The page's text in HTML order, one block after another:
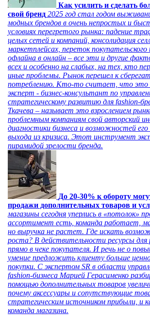
Как усилить и сделать
свой бренд 2025 год стал годом
модных брендов в очень непростых и
условиях перегретого рынка: падение
целых сетей и компаний, консолидация
маркетплейсах, переток
офлайна в онлайн – все эти и другие
всех и особенно на слабых, на тех, кто
иные проблемы. Рынок перешел к
потреблению. Кто-то считает, что это
эксперт - бизнес-консультант по
стратегическому развитию для fashion-
Ткачева – называет это взрослением
проблемным компаниям свой авторский
диагностики бизнеса и возможностей его
выхода из кризиса. Этот инструмент
пирамидой зрелости бренда.
До 20-30% к обороту
продажи дополнительных товаров и
магазины сегодня уперлись в «потолок»
ассортимент есть, команда работает,
но выручка не растет. Где искать
роста? В действительности ресурсы
прямо в чеке покупателя. И речь не о
умение предложить клиенту больше
покупки. С экспертом SR в области
fashion-бизнеса Марией Герасименко
помощью дополнительных товаров
почему аксессуары и сопутствующие
стратегическим источником прибыли, и
команда магазина.